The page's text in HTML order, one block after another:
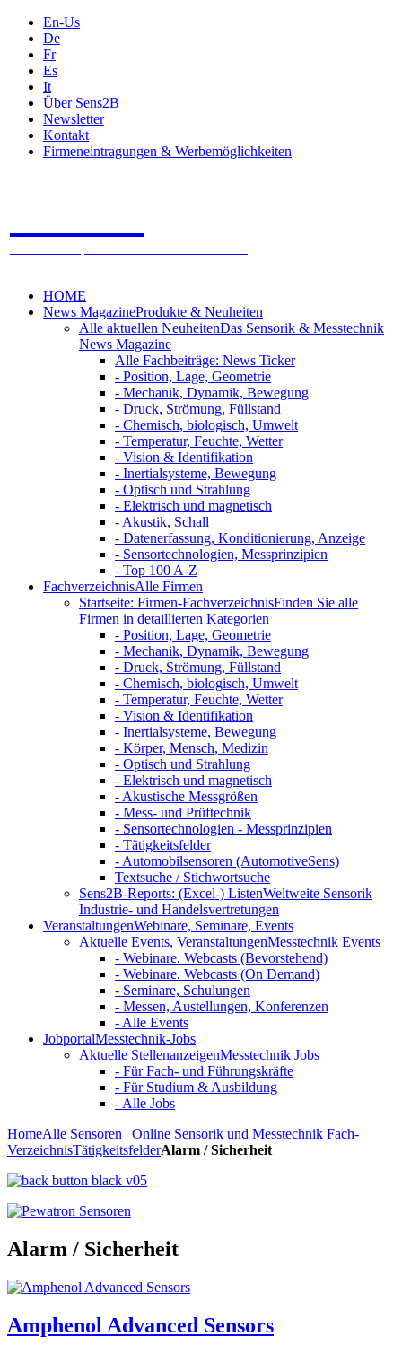
En-Us
De
Fr
Es
It
Über Sens2B
Newsletter
Kontakt
Firmeneintragungen & Werbemöglichkeiten
HOME
News MagazineProdukte & Neuheiten
Alle aktuellen NeuheitenDas Sensorik & Messtechnik
News Magazine
Alle Fachbeiträge: News Ticker
- Position, Lage, Geometrie
- Mechanik, Dynamik, Bewegung
- Druck, Strömung, Füllstand
- Chemisch, biologisch, Umwelt
- Temperatur, Feuchte, Wetter
- Vision & Identifikation
- Inertialsysteme, Bewegung
- Optisch und Strahlung
- Elektrisch und magnetisch
- Akustik, Schall
- Datenerfassung, Konditionierung, Anzeige
- Sensortechnologien, Messprinzipien
- Top 100 A-Z
FachverzeichnisAlle Firmen
Startseite: Firmen-FachverzeichnisFinden Sie alle
Firmen in detaillierten Kategorien
- Position, Lage, Geometrie
- Mechanik, Dynamik, Bewegung
- Druck, Strömung, Füllstand
- Chemisch, biologisch, Umwelt
- Temperatur, Feuchte, Wetter
- Vision & Identifikation
- Inertialsysteme, Bewegung
- Körper, Mensch, Medizin
- Optisch und Strahlung
- Elektrisch und magnetisch
- Akustische Messgrößen
- Mess- und Prüftechnik
- Sensortechnologien - Messprinzipien
- Tätigkeitsfelder
- Automobilsensoren (AutomotiveSens)
Textsuche / Stichwortsuche
Sens2B-Reports: (Excel-) ListenWeltweite Sensorik
Industrie- und Handelsvertretungen
VeranstaltungenWebinare, Seminare, Events
Aktuelle Events, VeranstaltungenMesstechnik Events
- Webinare. Webcasts (Bevorstehend)
- Webinare. Webcasts (On Demand)
- Seminare, Schulungen
- Messen, Austellungen, Konferenzen
- Alle Events
JobportalMesstechnik-Jobs
Aktuelle StellenanzeigenMesstechnik Jobs
- Für Fach- und Führungskräfte
- Für Studium & Ausbildung
- Alle Jobs
HomeAlle Sensoren | Online Sensorik und Messtechnik Fach-
VerzeichnisTätigkeitsfelderAlarm / Sicherheit
Alarm / Sicherheit
Amphenol Advanced Sensors